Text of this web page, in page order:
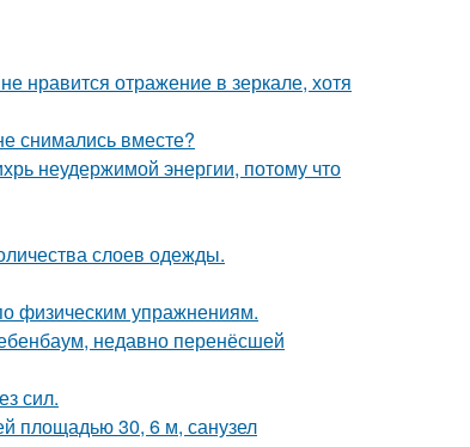
нравится отражение в зеркале, хотя
снимались вместе?
неудержимой энергии, потому что
слоев одежды.
физическим упражнениям.
недавно перенёсшей
сил.
площадью 30, 6 м, санузел